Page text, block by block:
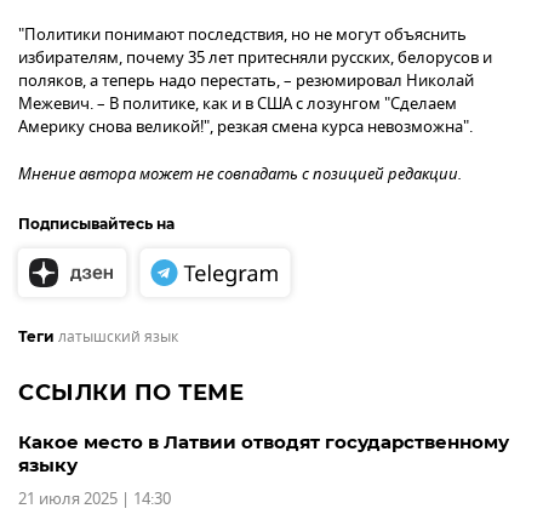
"Политики понимают последствия, но не могут объяснить
избирателям, почему 35 лет притесняли русских, белорусов и
поляков, а теперь надо перестать, – резюмировал Николай
Межевич. – В политике, как и в США с лозунгом "Сделаем
Америку снова великой!", резкая смена курса невозможна".
Мнение автора может не совпадать с позицией редакции.
Подписывайтесь на
Теги латышский язык
ССЫЛКИ ПО ТЕМЕ
Какое место в Латвии отводят государственному
языку
21 июля 2025 | 14:30